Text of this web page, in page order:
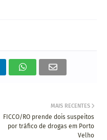
MAIS RECENTES
FICCO/RO prende dois suspeitos
por tráfico de drogas em Porto
Velho